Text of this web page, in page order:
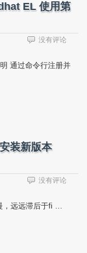
EL 使用第
没有评论
通过命令行注册并
装新版本
没有评论
，远远滞后于fi …